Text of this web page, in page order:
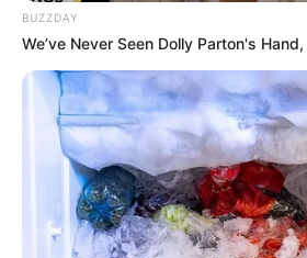
BUZZDAY
We’ve Never Seen Dolly Parton's